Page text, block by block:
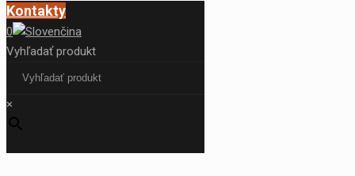
Kontakty
0
Vyhľadať produkt
×